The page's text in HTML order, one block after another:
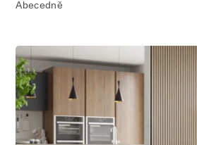
e
p
o
d
u
k
Abecedně
V
ý
p
p